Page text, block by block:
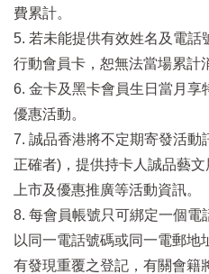
費累計。
5. 若未能提供有效姓名及電話
行動會員卡，恕無法當場累計
6. 金卡及黑卡會員生日當月享
優惠活動。
7. 誠品香港將不定期寄發活動
正確者)，提供持卡人誠品藝
上市及優惠推廣等活動資訊。
8. 每會員帳號只可綁定一個電
以同一電話號碼或同一電郵地
有發現重覆之登記，有關會籍